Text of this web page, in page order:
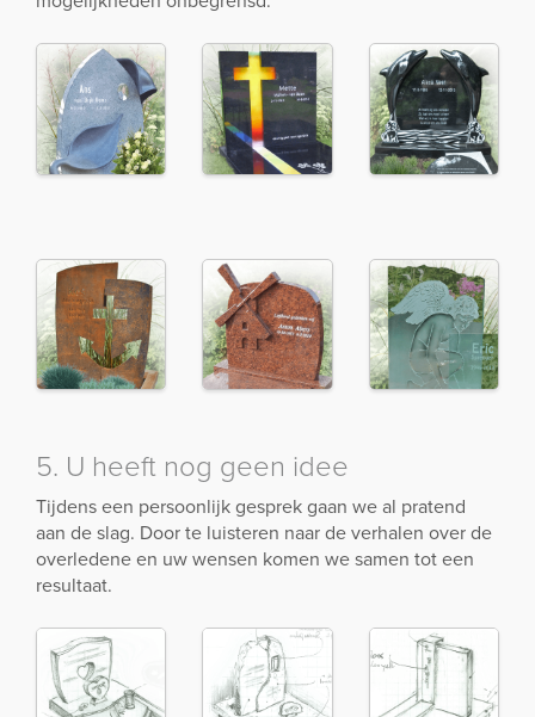
5. U heeft nog geen idee
Tijdens een persoonlijk gesprek gaan we al pratend
aan de slag. Door te luisteren naar de verhalen over de
overledene en uw wensen komen we samen tot een
resultaat.